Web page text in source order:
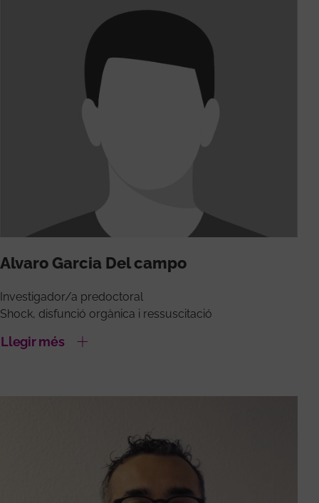
Alvaro Garcia Del campo
Investigador/a predoctoral
Shock, disfunció orgànica i ressuscitació
Llegir més